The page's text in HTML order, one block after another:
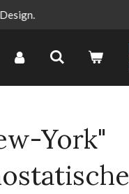
York"